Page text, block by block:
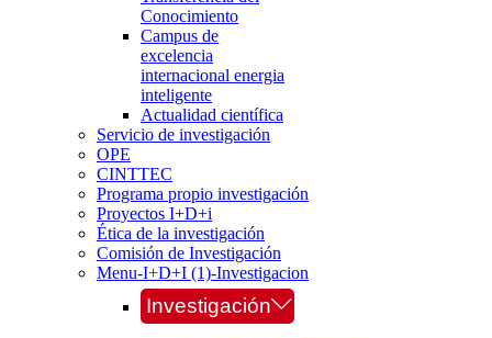
Conocimiento
Campus de
excelencia
internacional energia
inteligente
Actualidad científica
Servicio de investigación
OPE
CINTTEC
Programa propio investigación
Proyectos I+D+i
Ética de la investigación
Comisión de Investigación
Menu-I+D+I (1)-Investigacion
Investigación